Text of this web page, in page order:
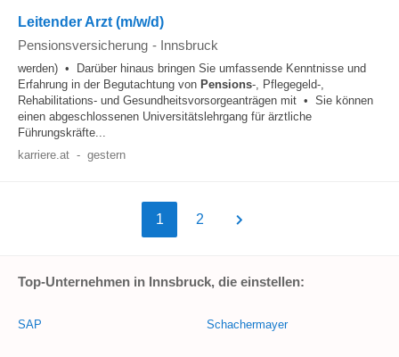
Leitender Arzt (m/w/d)
Pensionsversicherung - Innsbruck
werden) • Darüber hinaus bringen Sie umfassende Kenntnisse und
Erfahrung in der Begutachtung von Pensions-, Pflegegeld-,
Rehabilitations- und Gesundheitsvorsorgeanträgen mit • Sie können
einen abgeschlossenen Universitätslehrgang für ärztliche
Führungskräfte...
karriere.at - gestern
1 2
Top-Unternehmen in Innsbruck, die einstellen:
SAP Schachermayer